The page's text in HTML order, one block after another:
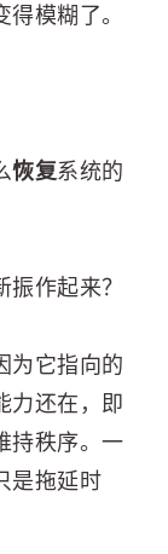
模糊了。
恢复系统的
作起来？
为它指向的
力还在，即
持秩序。一
是拖延时